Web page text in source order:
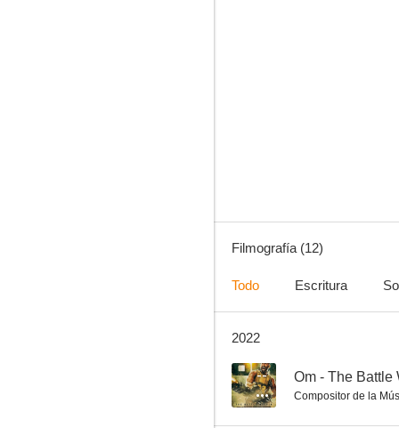
--
Filmografía (12)
Todo Escritura
2022
-- Om - The Battle
Compositor de la